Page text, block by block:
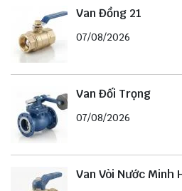
Van Đồng 21
07/08/2026
Van Đối Trọng
07/08/2026
Van Vòi Nước Minh